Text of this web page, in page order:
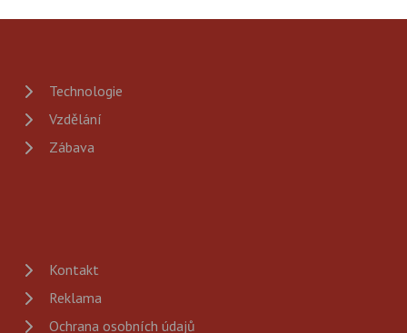
Technologie
Vzdělání
Zábava
Kontakt
Reklama
Ochrana osobních údajů